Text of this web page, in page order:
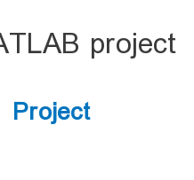
project
Project